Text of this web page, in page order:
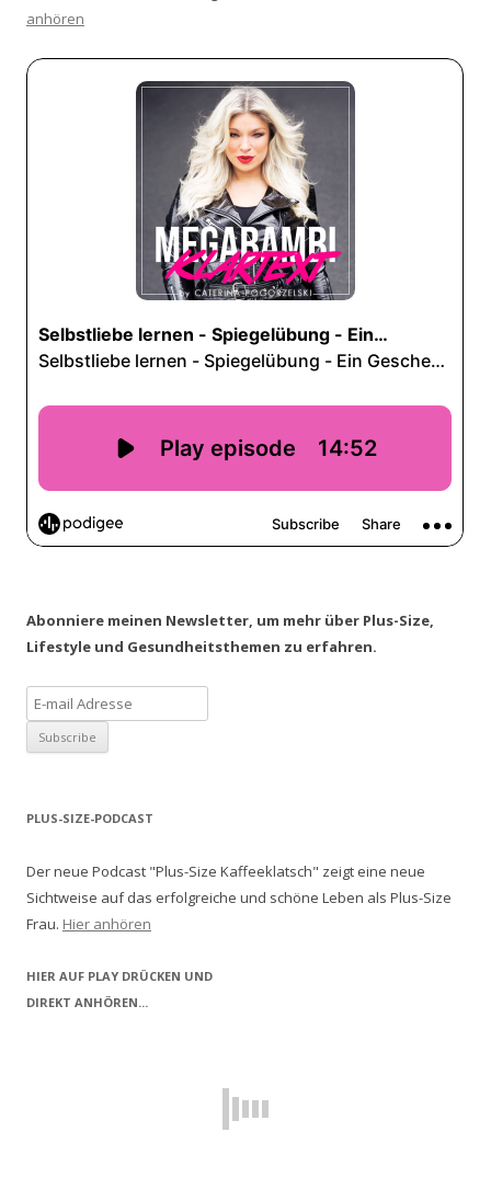
anhören
Abonniere meinen Newsletter, um mehr über Plus-Size,
Lifestyle und Gesundheitsthemen zu erfahren.
PLUS-SIZE-PODCAST
Der neue Podcast "Plus-Size Kaffeeklatsch" zeigt eine neue
Sichtweise auf das erfolgreiche und schöne Leben als Plus-Size
Frau. Hier anhören
HIER AUF PLAY DRÜCKEN UND
DIREKT ANHÖREN...